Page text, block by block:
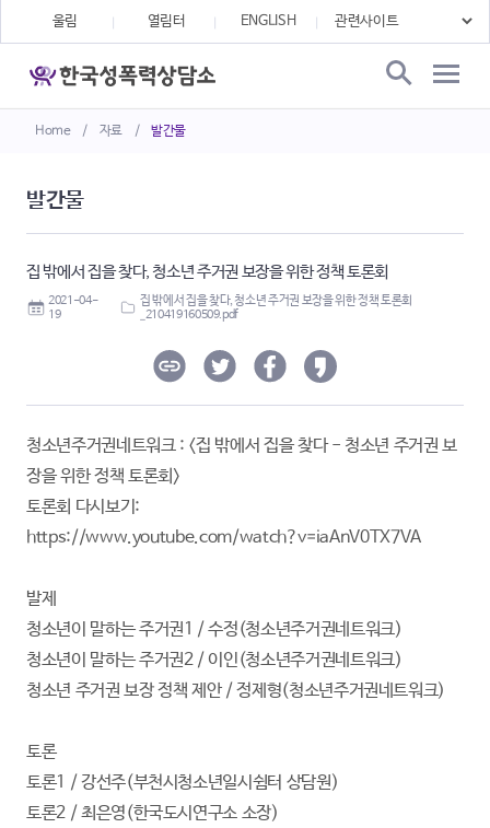
Home / 자료 / 발간물
울림 열림터 ENGLISH
발간물
집 밖에서 집을 찾다, 청소년 주거권 보장을 위한 정책 토론회
2021-04-
19
집 밖에서 집을 찾다, 청소년 주거권 보장을 위한 정책 토론회
_210419160509.pdf
청소년주거권네트워크 : <집 밖에서 집을 찾다 - 청소년 주거권 보
장을 위한 정책 토론회>
토론회 다시보기:
https://www.youtube.com/watch?v=iaAnV0TX7VA
발제
청소년이 말하는 주거권1 / 수정(청소년주거권네트워크)
청소년이 말하는 주거권2 / 이인(청소년주거권네트워크)
청소년 주거권 보장 정책 제안 / 정제형(청소년주거권네트워크)
토론
토론1 / 강선주(부천시청소년일시쉼터 상담원)
토론2 / 최은영(한국도시연구소 소장)